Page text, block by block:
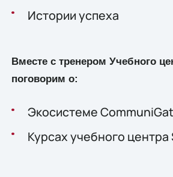
Истории успеха
Вместе с тренером Учебного
поговорим о:
Экосистеме
Курсах учебного